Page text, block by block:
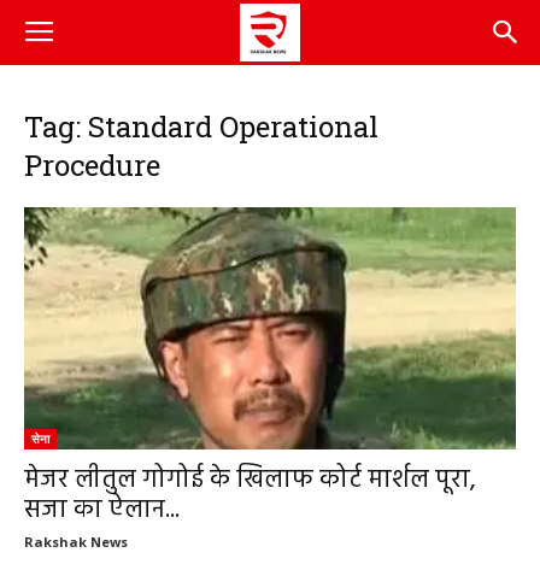
Tag: Standard Operational
Procedure
सेना
मेजर लीतुल गोगोई के खिलाफ कोर्ट मार्शल पूरा,
सजा का ऐलान...
Rakshak News